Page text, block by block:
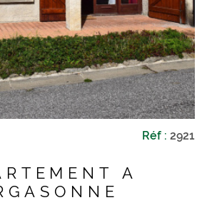
Réf : 2921
A